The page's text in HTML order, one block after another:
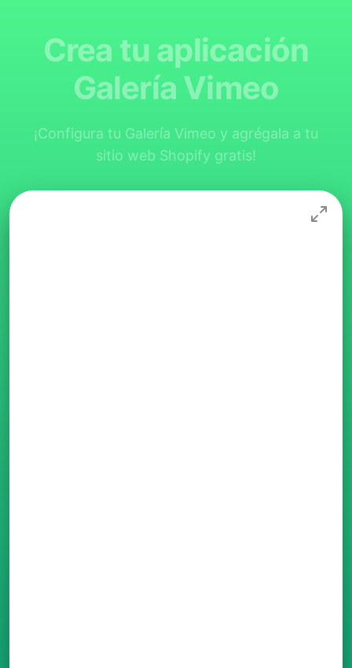
Crea tu aplicación
Galería Vimeo
¡Configura tu Galería Vimeo y agrégala a tu
sitio web Shopify gratis!